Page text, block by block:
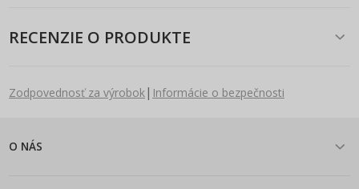
RECENZIE O PRODUKTE
Zodpovednosť za výrobok| Informácie o bezpečnosti
O NÁS